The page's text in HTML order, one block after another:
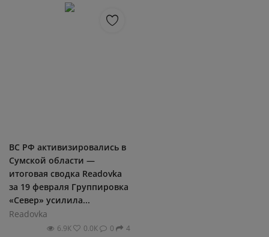
ВС РФ активизировались в
Сумской области —
итоговая сводка Readovka
за 19 февраля Группировка
«Север» усилила...
Readovka
6.9К 0.0К 0 4